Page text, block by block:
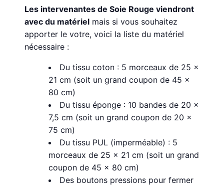
Les intervenantes de Soie Rouge viendront
avec du matériel mais si vous souhaitez
apporter le votre, voici la liste du matériel
nécessaire :
Du tissu coton : 5 morceaux de 25 x
21 cm (soit un grand coupon de 45 x
80 cm)
Du tissu éponge : 10 bandes de 20 x
7,5 cm (soit un grand coupon de 20 x
75 cm)
Du tissu PUL (imperméable) : 5
morceaux de 25 x 21 cm (soit un grand
coupon de 45 x 80 cm)
Des boutons pressions pour fermer